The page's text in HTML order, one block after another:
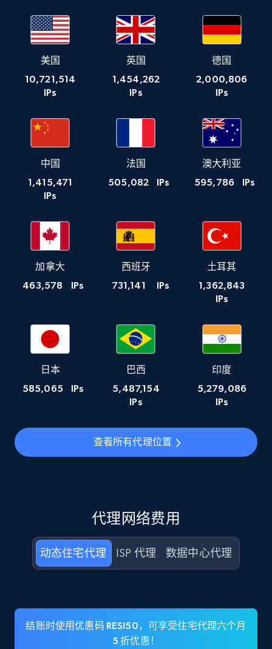
美国
10,721,514
IPs
英国
1,454,262
IPs
德国
2,000,806
IPs
中国
1,415,471
IPs
法国
505,082 IPs
澳大利亚
595,786 IPs
加拿大
463,578 IPs
西班牙
731,141 IPs
土耳其
1,362,843
IPs
日本
585,065 IPs
巴西
5,487,154
IPs
印度
5,279,086
IPs
查看所有代理位置
代理网络费用
动态住宅代理 ISP 代理 数据中心代理
结账时使用优惠码 RESI50，可享受住宅代理六个月
5 折优惠！